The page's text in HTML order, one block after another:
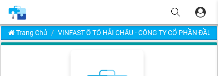
Trang Chủ VINFAST Ô TÔ HẢI CHÂU - CÔNG TY CỔ PHẦN ĐẦU